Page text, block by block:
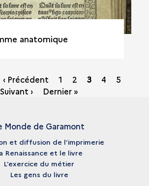
anatomique
‹ Précédent Page
1 Page
2
Page
3 Page
4 Page
5
Suivant ›
Dernier »
Monde de Garamont
et diffusion de l’imprimerie
Renaissance et le livre
L’exercice du métier
Les gens du livre